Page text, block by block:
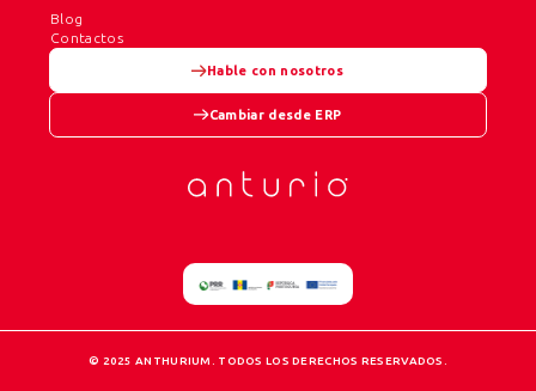
Blog
Contactos
Hable con nosotros
Cambiar desde ERP
© 2025 ANTHURIUM. TODOS LOS DERECHOS RESERVADOS.